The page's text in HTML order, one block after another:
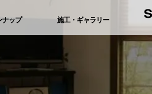
ナップ 施工・ギャラリー